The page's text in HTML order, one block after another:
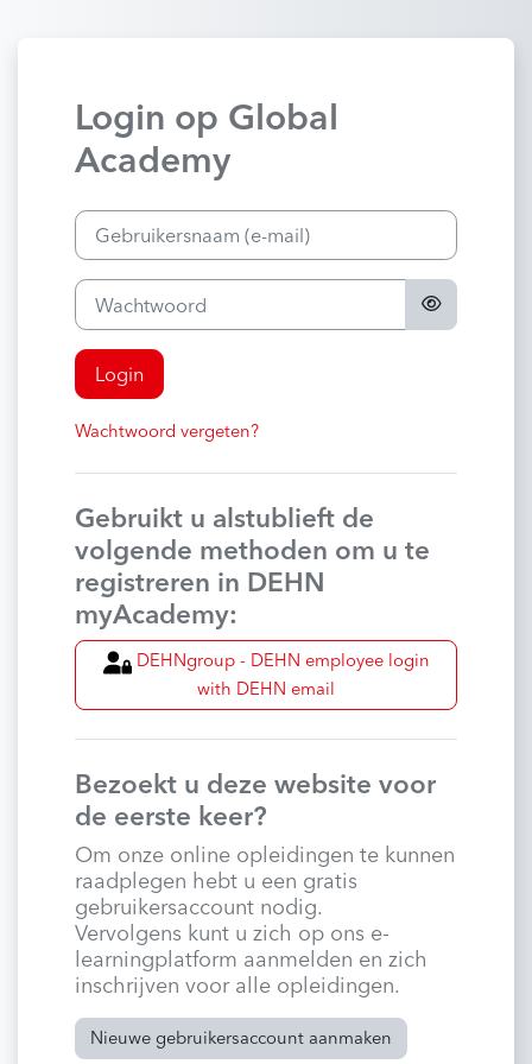
Login op Global
Academy
Gebruikersnaam (e-mail)
Wachtwoord
Login
Wachtwoord vergeten?
Gebruikt u alstublieft de
volgende methoden om u te
registreren in DEHN
myAcademy:
DEHNgroup - DEHN employee login
with DEHN email
Bezoekt u deze website voor
de eerste keer?
Om onze online opleidingen te kunnen
raadplegen hebt u een gratis
gebruikersaccount nodig.
Vervolgens kunt u zich op ons e-
learningplatform aanmelden en zich
inschrijven voor alle opleidingen.
Nieuwe gebruikersaccount aanmaken